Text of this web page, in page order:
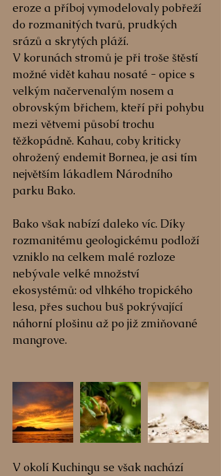
eroze a příboj vymodelovaly pobřeží
do rozmanitých tvarů, prudkých
srázů a skrytých pláží.
V korunách stromů je při troše štěstí
možné vidět kahau nosaté - opice s
velkým načervenalým nosem a
obrovským břichem, kteří při pohybu
mezi větvemi působí trochu
těžkopádně. Kahau, coby kriticky
ohrožený endemit Bornea, je asi tím
největším lákadlem Národního
parku Bako.
Bako však nabízí daleko víc. Díky
rozmanitému geologickému podloží
vzniklo na celkem malé rozloze
nebývale velké množství
ekosystémů: od vlhkého tropického
lesa, přes suchou buš pokrývající
náhorní plošinu až po již zmiňované
mangrove.
V okolí Kuchingu se však nachází